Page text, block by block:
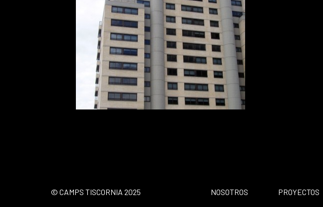
© CAMPS TISCORNIA 2025 NOSOTROS PROYECTOS